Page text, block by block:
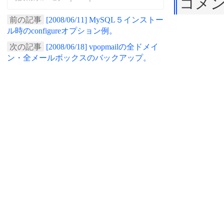
前の記事
[2008/06/11] MySQL５インストー
ル時のconfigureオプション例。
次の記事
[2008/06/18] vpopmailの全ドメイ
ン・全メールボックスのバックアップ。